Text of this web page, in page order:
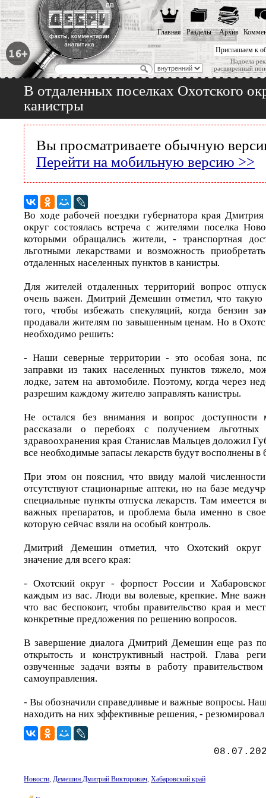
Приглашаем к
Надоела
расширенный
Главная Разделы Архив
В отдаленных поселках Охотского
канистры
Вы просматриваете обычную
Перейти на мобильную версию >>
Во ходе рабочей поездки губернатора края
округ состоялась встреча с жителями поселка
которыми обращались жители, - транспортная
льготными лекарствами и возможность
отдаленных населенных пунктов в канистры.
Для жителей отдаленных территорий вопрос
очень важен. Дмитрий Демешин отметил, что такую
того, чтобы избежать спекуляций, когда бензин
продавали жителям по завышенным ценам. Но в
необходимо решить:
- Наши северные территории - это особая зона,
заправки из таких населенных пунктов тяжело,
лодке, затем на автомобиле. Поэтому, когда через
разрешим каждому жителю заправлять канистры.
Не остался без внимания и вопрос доступности
рассказали о перебоях с получением льготных
здравоохранения края Станислав Мальцев доложил
все необходимые запасы лекарств будут восполнены
При этом он пояснил, что ввиду малой
отсутствуют стационарные аптеки, но на базе
специальные пункты отпуска лекарств. Там имеется
важных препаратов, и проблема была именно в
которую сейчас взяли на особый контроль.
Дмитрий Демешин отметил, что Охотский округ
значение для всего края:
- Охотский округ - форпост России и
каждым из вас. Люди вы волевые, крепкие. Мне
что вас беспокоит, чтобы правительство края и
конкретные предложения по решению вопросов.
В завершение диалога Дмитрий Демешин еще раз
открытость и конструктивный настрой. Глава
озвученные задачи взяты в работу
самоуправления.
- Вы обозначили справедливые и важные вопросы.
находить на них эффективные решения, - резюмировал
Новости, Демешин Дмитрий Викторович, Хабаровский край